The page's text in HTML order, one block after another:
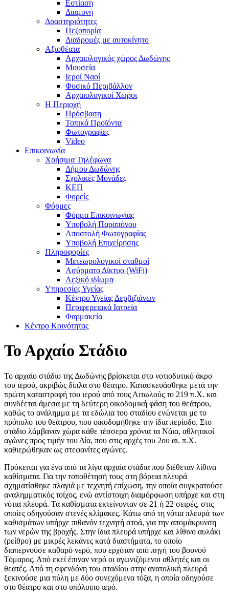
Εστίαση
Διαμονή
Δραστηριότητες
Πεζοπορία
Διαδρομές με αυτοκίνητο
Αξιοθέατα
Αρχαιολογικός χώρος Δωδώνης
Μουσεία
Ιεροί Ναοί
Φυσικό Περιβάλλον
Αρχαιολογικοί Χώροι
Η Περιοχή
Πρόσβαση
Τοπικά Προϊόντα
Φωτογραφίες
Video
Επικοινωνία
Χρήσιμα Τηλέφωνα
Δήμου Δωδώνης
Σχολικές Μονάδες
ΚΕΠ
Φορείς
Φόρμες
Φόρμα Επικοινωνίας
Υποβολή Παραπόνου
Αποστολή Φωτογραφίας
Υποβολή Επιχείρησης
Πληροφορίες
Μετεωρολογικοί σταθμοί
Ασύρματο Δίκτυο (WiFi)
Λεξικό ιδίωμα
Υπηρεσίες Υγείας
Κέντρο Υγείας Δερβιζιάνων
Περιφερειακά Ιατρεία
Φαρμακεία
Κέντρο Κοινότητας
Το Αρχαίο Στάδιο
Το αρχαίο στάδιο της Δωδώνης βρίσκεται στο νοτιοδυτικό άκρο
του ιερού, ακριβώς δίπλα στο θέατρο. Κατασκευάσθηκε μετά την
πρώτη καταστροφή του ιερού από τους Αιτωλούς το 219 π.Χ. και
συνδέεται άμεσα με τη δεύτερη οικοδομική φάση του θεάτρου,
καθώς το ανάλημμα με τα εδώλια του σταδίου ενώνεται με το
πρόπυλο του θεάτρου, που οικοδομήθηκε την ίδια περίοδο. Στο
στάδιο λάμβαναν χώρα κάθε τέσσερα χρόνια τα Νάια, αθλητικοί
αγώνες προς τιμήν του Δία, που στις αρχές του 2ου αι. π.Χ.
καθιερώθηκαν ως στεφανίτες αγώνες.
Πρόκειται για ένα από τα λίγα αρχαία στάδια που διέθεταν λίθινα
καθίσματα. Για την τοποθέτησή τους στη βόρεια πλευρά
σχηματίσθηκε πλαγιά με τεχνητή επίχωση, την οποία συγκρατούσε
αναλημματικός τοίχος, ενώ αντίστοιχη διαμόρφωση υπήρχε και στη
νότια πλευρά. Τα καθίσματα εκτείνονταν σε 21 ή 22 σειρές, στις
οποίες οδηγούσαν στενές κλίμακες. Κάτω από τη νότια πλευρά των
καθισμάτων υπήρχε πιθανόν τεχνητή στοά, για την απομάκρυνση
των νερών της βροχής. Στην ίδια πλευρά υπήρχε και λίθινο αυλάκι
(ρείθρο) με μικρές λεκάνες κατά διαστήματα, το οποίο
διαπερνούσε καθαρό νερό, που ερχόταν από πηγή του βουνού
Τόμαρος. Από εκεί έπιναν νερό οι αγωνιζόμενοι αθλητές και οι
θεατές. Από τη σφενδόνη του σταδίου στην ανατολική πλευρά
ξεκινούσε μια πύλη με δύο συνεχόμενα τόξα, η οποία οδηγούσε
στο θέατρο και στο υπόλοιπο ιερό.